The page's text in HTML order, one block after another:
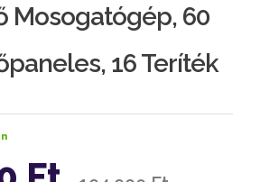
Mosogatógép, 60
16 Teríték